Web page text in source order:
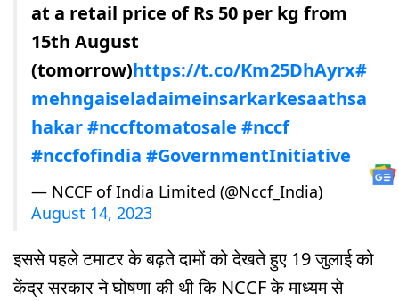
at a retail price of Rs 50 per kg from
15th August
(tomorrow)https://t.co/Km25DhAyrx#
mehngaiseladaimeinsarkarkesaathsa
hakar#nccftomatosale #nccf
#nccfofindia #GovernmentInitiative
— NCCF of India Limited (@Nccf_India)
August 14, 2023
इससे पहले टमाटर के बढ़ते दामों को देखते हुए 19 जुलाई को
केंद्र सरकार ने घोषणा की थी कि NCCF के माध्यम से